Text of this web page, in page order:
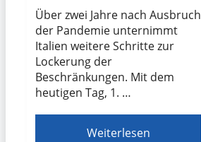
Über zwei Jahre nach Ausbruch
der Pandemie unternimmt
Italien weitere Schritte zur
Lockerung der
Beschränkungen. Mit dem
heutigen Tag, 1. …
Weiterlesen